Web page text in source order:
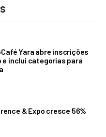
Yara abre inscrições
e inclui categorias para
& Expo cresce 56%